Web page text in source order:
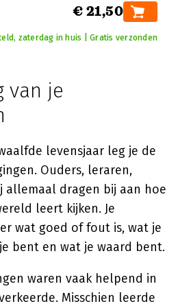
€ 21,50
zaterdag in huis | Gratis verzonden
van je
levensjaar leg je de
Ouders, leraren,
allemaal dragen bij aan hoe
leert kijken. Je
wat goed of fout is, wat je
bent en wat je waard bent.
waren vaak helpend in
Misschien leerde